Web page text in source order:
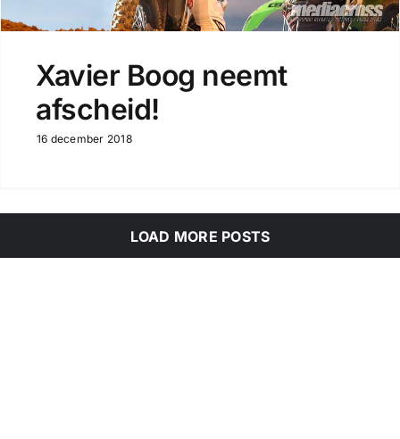
Xavier Boog neemt
afscheid!
16 december 2018
LOAD MORE POSTS